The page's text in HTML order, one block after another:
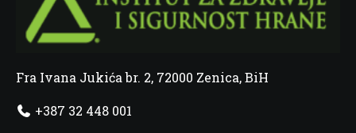
Fra Ivana Jukića br. 2, 72000 Zenica, BiH
+387 32 448 001